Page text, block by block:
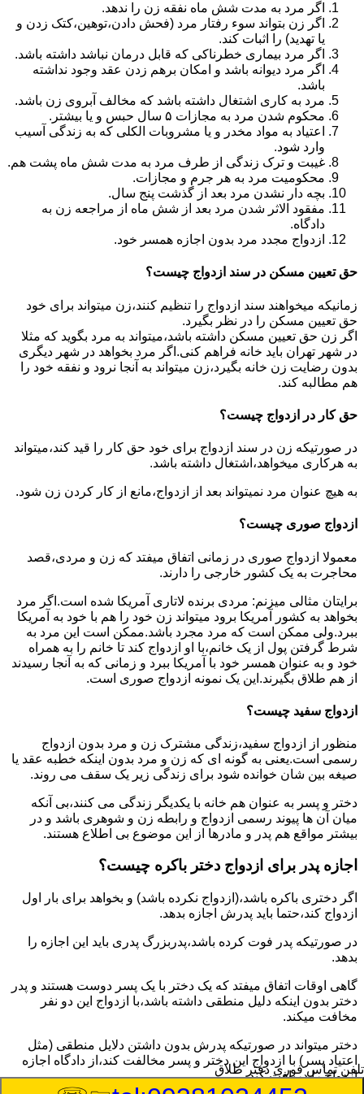
اگر مرد به مدت شش ماه نفقه زن را ندهد.
اگر زن بتواند سوء رفتار مرد (فحش دادن،توهین،کتک زدن و
یا تهدید) را اثبات کند.
اگر مرد بیماری خطرناکی که قابل درمان نباشد داشته باشد.
اگر مرد دیوانه باشد و امکان برهم زدن عقد وجود نداشته
باشد.
مرد به کاری اشتغال داشته باشد که مخالف آبروی زن باشد.
محکوم شدن مرد به مجازات ۵ سال حبس و یا بیشتر.
اعتیاد به مواد مخدر و یا مشروبات الکلی که به زندگی آسیب
وارد شود.
غیبت و ترک زندگی از طرف مرد به مدت شش ماه پشت هم.
محکومیت مرد به هر جرم و مجازات.
بچه دار نشدن مرد بعد از گذشت پنج سال.
مفقود الاثر شدن مرد بعد از شش ماه از مراجعه زن به
دادگاه.
ازدواج مجدد مرد بدون اجازه همسر خود.
حق تعیین مسکن در سند ازدواج چیست؟
زمانیکه میخواهند سند ازدواج را تنظیم کنند،زن میتواند برای خود
حق تعیین مسکن را در نظر بگیرد.
اگر زن حق تعیین مسکن داشته باشد،میتواند به مرد بگوید که مثلا
در شهر تهران باید خانه فراهم کنی.اگر مرد بخواهد در شهر دیگری
بدون رضایت زن خانه بگیرد،زن میتواند به آنجا نرود و نفقه خود را
هم مطالبه کند.
حق کار در ازدواج چیست؟
در صورتیکه زن در سند ازدواج برای خود حق کار را قید کند،میتواند
به هرکاری میخواهد،اشتغال داشته باشد.
به هیچ عنوان مرد نمیتواند بعد از ازدواج،مانع از کار کردن زن شود.
ازدواج صوری چیست؟
معمولا ازدواج صوری در زمانی اتفاق میفتد که زن و مردی،قصد
محاجرت به یک کشور خارجی را دارند.
برایتان مثالی میزنم: مردی برنده لاتاری آمریکا شده است.اگر مرد
بخواهد به کشور آمریکا برود میتواند زن خود را هم با خود به آمریکا
ببرد.ولی ممکن است که مرد مجرد باشد.ممکن است این مرد به
شرط گرفتن پول از یک خانم،با او ازدواج کند تا خانم را به همراه
خود و به عنوان همسر خود با آمریکا ببرد و زمانی که به آنجا رسیدند
از هم طلاق بگیرند.این یک نمونه ازدواج صوری است.
ازدواج سفید چیست؟
منظور از ازدواج سفید،زندگی مشترک زن و مرد بدون ازدواج
رسمی است.یعنی به گونه ای که زن و مرد بدون اینکه خطبه عقد یا
صیغه بین شان خوانده شود برای زندگی زیر یک سقف می روند.
دختر و پسر به عنوان هم خانه با یکدیگر زندگی می کنند،بی آنکه
میان آن ها پیوند رسمی ازدواج و رابطه زن و شوهری باشد و در
بیشتر مواقع هم پدر و مادرها از این موضوع بی اطلاع هستند.
اجازه پدر برای ازدواج دختر باکره چیست؟
اگر دختری باکره باشد،(ازدواج نکرده باشد) و بخواهد برای بار اول
ازدواج کند،حتما باید پدرش اجازه بدهد.
در صورتیکه پدر فوت کرده باشد،پدربزرگ پدری باید این اجازه را
بدهد.
گاهی اوقات اتفاق میفتد که یک دختر با یک پسر دوست هستند و پدر
دختر بدون اینکه دلیل منطقی داشته باشد،با ازدواج این دو نفر
مخافت میکند.
دختر میتواند در صورتیکه پدرش بدون داشتن دلایل منطقی (مثل
اعتیاد پسر) با ازدواج این دختر و پسر مخالفت کند،از دادگاه اجازه
ازدواج را دریافت کند.
تلفن تماس فوریدفتر طلاق